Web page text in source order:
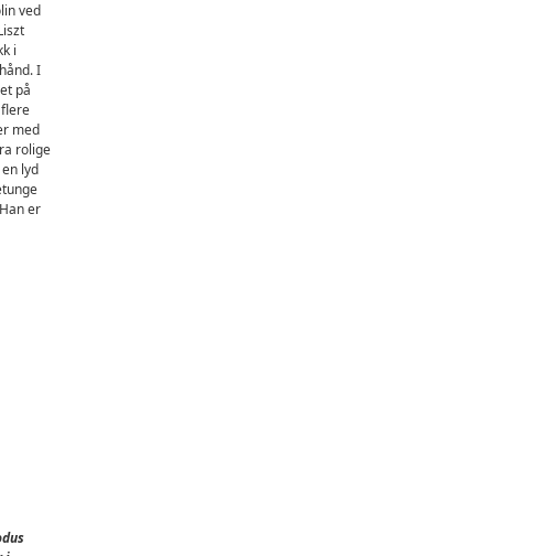
ved
i
I
på
med
rolige
lyd
er